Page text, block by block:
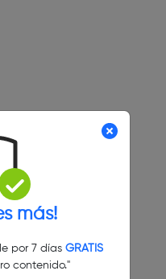
más!
por 7 días GRATIS
contenido."